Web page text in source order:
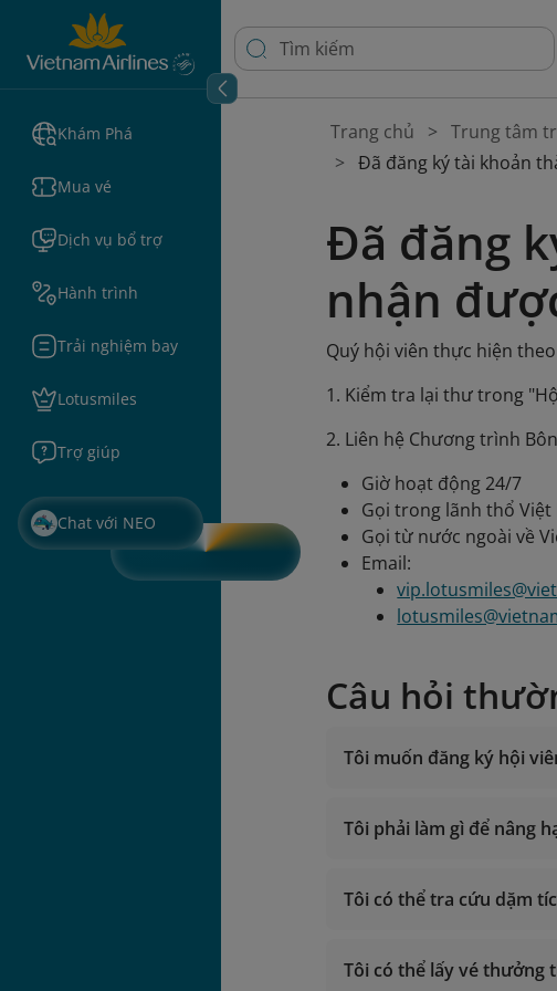
Khám Phá
Mua vé
Dịch vụ bổ trợ
Hành trình
Trải nghiệm bay
Lotusmiles
Trợ giúp
Chat với NEO
Trang chủ Trung tâm
Đã đăng ký tài khoản
Đã đăng
nhận
Quý hội viên thực hiện
1. Kiểm tra lại thư trong
2. Liên hệ Chương trình
Giờ hoạt động 24/7
Gọi trong lãnh thổ Việt
Gọi từ nước ngoài về
Email:
Câu hỏi
Tôi muốn đăng ký hội
Gọi từ nước ngoài
Tôi phải làm gì để nâng
Tôi có thể tra cứu dặm
Tôi có thể lấy vé thưởng